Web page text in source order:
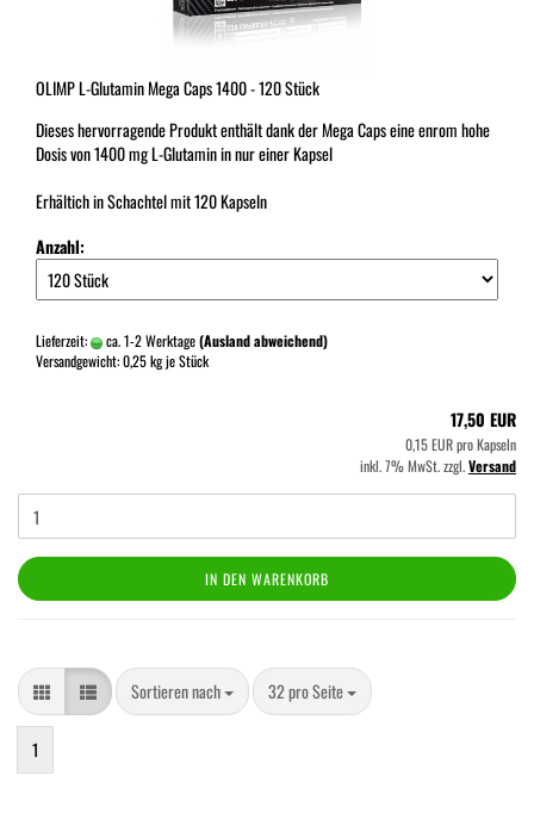
OLIMP L-Glutamin Mega Caps 1400 - 120 Stück
Dieses hervorragende Produkt enthält dank der Mega Caps eine enrom hohe
Dosis von 1400 mg L-Glutamin in nur einer Kapsel
Erhältich in Schachtel mit 120 Kapseln
Anzahl:
Lieferzeit: ca. 1-2 Werktage(Ausland abweichend)
Versandgewicht:0,25kg je Stück
17,50 EUR
0,15 EUR pro Kapseln
inkl. 7% MwSt. zzgl.Versand
IN DEN WARENKORB
Sortieren nach
Sortieren nach 32 pro Seite
pro Seite
1